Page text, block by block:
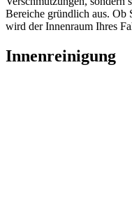
Bereiche gründlich aus. Ob
wird der Innenraum Ihres
Innenreinigung